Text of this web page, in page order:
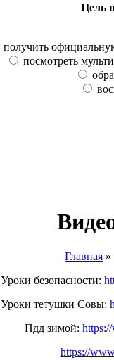
Цель
получить
посмотреть
Главная »
Уроки безопасности:
Уроки тетушки Совы:
Пдд зимой:
https://